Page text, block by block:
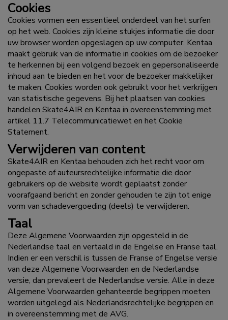
Cookies
Cookies vormen een essentieel onderdeel van het surfen
op het web. Cookies zijn kleine stukjes informatie die door
uw browser worden opgeslagen op uw computer. Kentaa
maakt gebruik van de informatie in cookies om de bezoeker
te herkennen bij een volgend bezoek en gepersonaliseerde
inhoud aan te bieden en het voor de bezoeker makkelijker
te maken. Cookies worden ook gebruikt voor het verkrijgen
van statistische gegevens. Bij het plaatsen van cookies
handelen Skate4AIR en Kentaa in overeenstemming met
artikel 11.7 Telecommunicatiewet en het Cookie
Statement.
Verwijderen van content
Skate4AIR en Kentaa behouden zich het recht voor om
ongepaste of auteursrechtelijke informatie die door
gebruikers op de website wordt geplaatst zonder
voorafgaand bericht en zonder gehouden te zijn tot enige
vorm van schadevergoeding (deels) te verwijderen.
Taal
Deze Algemene Voorwaarden zijn opgesteld in de
Nederlandse taal en vertaald in de Engelse en Franse taal.
Indien er een verschil is tussen de Franse of Engelse versie
van deze Algemene Voorwaarden en de Nederlandse
versie, dan prevaleert de Nederlandse versie. Alle in deze
Algemene Voorwaarden gehanteerde begrippen moeten
worden uitgelegd als Nederlandsrechtelijke begrippen en
in overeenstemming met de AVG.